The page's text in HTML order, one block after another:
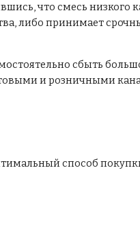
что смесь низкого
либо принимает
сбыть
и розничными
способ